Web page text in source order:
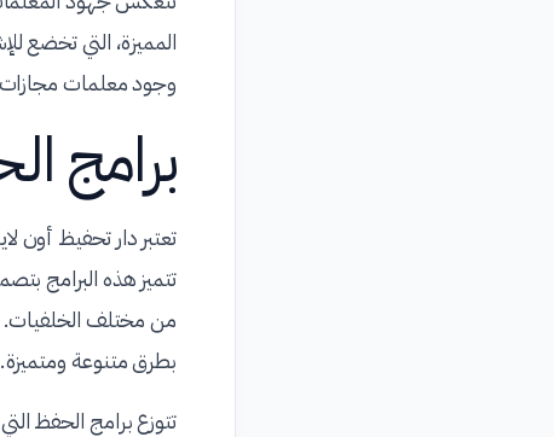
المميزة، التي تخضع
وجود معلمات
برامج
تعتبر دار تحفيظ أون
تتميز هذه البرامج
من مختلف الخلفيات.
بطرق متنوعة ومتميزة.
تتوزع برامج الحفظ